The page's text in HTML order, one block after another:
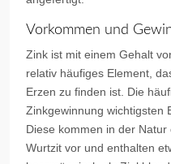
Vorkommen und
Zink ist mit einem Gehalt
relativ häufiges Element,
Erzen zu finden ist. Die
Zinkgewinnung wichtigsten
Diese kommen in der
Wurtzit vor und enthalten